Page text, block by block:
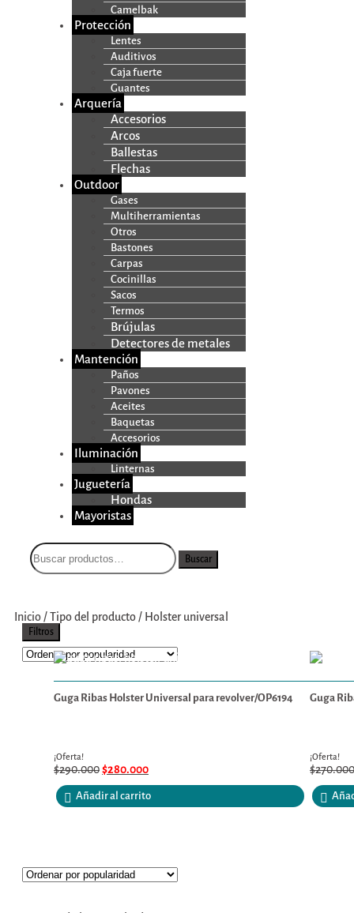
Camelbak
Protección
Lentes
Auditivos
Caja fuerte
Guantes
Arquería
Accesorios
Arcos
Ballestas
Flechas
Outdoor
Gases
Multiherramientas
Otros
Bastones
Carpas
Cocinillas
Sacos
Termos
Brújulas
Detectores de metales
Mantención
Paños
Pavones
Aceites
Baquetas
Accesorios
Iluminación
Linternas
Juguetería
Hondas
Mayoristas
Buscar
Inicio /Tipo del producto / Holster universal
Filtros
Guga Ribas Holster Universal para revolver/OP6194
¡Oferta!
$290.000$280.000
Añadir al carrito
Guga
¡Oferta!
$270.000